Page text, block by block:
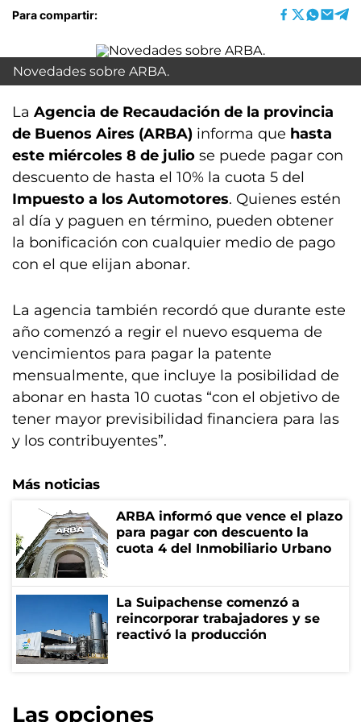
Para compartir:
Novedades sobre ARBA.
La Agencia de Recaudación de la provincia
de Buenos Aires (ARBA) informa que hasta
este miércoles 8 de julio se puede pagar con
descuento de hasta el 10% la cuota 5 del
Impuesto a los Automotores. Quienes estén
al día y paguen en término, pueden obtener
la bonificación con cualquier medio de pago
con el que elijan abonar.
La agencia también recordó que durante este
año comenzó a regir el nuevo esquema de
vencimientos para pagar la patente
mensualmente, que incluye la posibilidad de
abonar en hasta 10 cuotas “con el objetivo de
tener mayor previsibilidad financiera para las
y los contribuyentes”.
Más noticias
ARBA informó que vence el plazo
para pagar con descuento la
cuota 4 del Inmobiliario Urbano
La Suipachense comenzó a
reincorporar trabajadores y se
reactivó la producción
Las opciones